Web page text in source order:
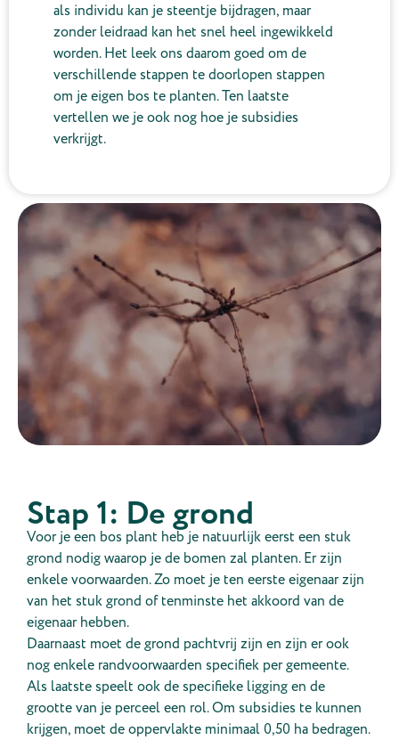
als individu kan je steentje bijdragen, maar
zonder leidraad kan het snel heel ingewikkeld
worden. Het leek ons daarom goed om de
verschillende stappen te doorlopen stappen
om je eigen bos te planten. Ten laatste
vertellen we je ook nog hoe je subsidies
verkrijgt.
Stap 1: De grond
Voor je een bos plant heb je natuurlijk eerst een stuk
grond nodig waarop je de bomen zal planten. Er zijn
enkele voorwaarden. Zo moet je ten eerste eigenaar zijn
van het stuk grond of tenminste het akkoord van de
eigenaar hebben.
Daarnaast moet de grond pachtvrij zijn en zijn er ook
nog enkele randvoorwaarden specifiek per gemeente.
Als laatste speelt ook de specifieke ligging en de
grootte van je perceel een rol. Om subsidies te kunnen
krijgen, moet de oppervlakte minimaal 0,50 ha bedragen.